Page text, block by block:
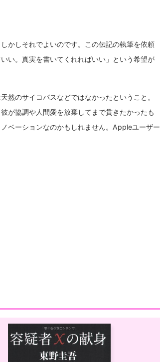
かしそれでよいのです。この伝記の執筆を依頼
い。真実を書いてくれればいい」という希望が
然のサイコパスなどではなかったということ。
が協調や人間愛を放棄してまで貫きたかったも
ベーションなのかもしれません。Appleユーザー